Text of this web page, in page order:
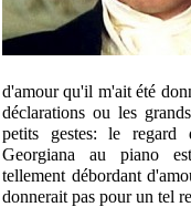
d'amour qu'il m'ait été
déclarations ou les
petits gestes: le regard
Georgiana au piano
tellement débordant
donnerait pas pour un tel